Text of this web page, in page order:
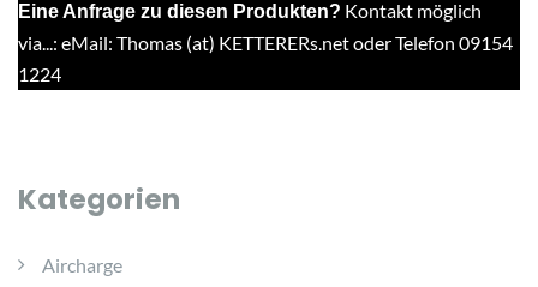
Eine Anfrage zu diesen Produkten? Kontakt möglich
via...: eMail: Thomas (at) KETTERERs.net oder Telefon 09154
1224
Kategorien
Aircharge